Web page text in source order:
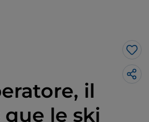
il
le ski